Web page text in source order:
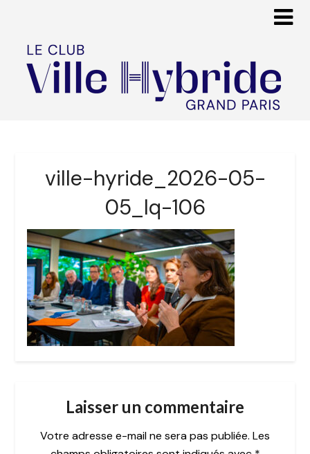
ville-hyride_2026-05-
05_lq-106
Laisser un commentaire
Votre adresse e-mail ne sera pas publiée. Les